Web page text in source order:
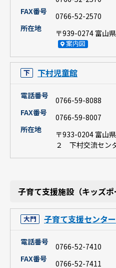
FAX番号
0766-52-2570
所在地
〒939-0274 富山
案内図
下 下村児童館
電話番号
0766-59-8088
FAX番号
0766-59-8007
所在地
〒933-0204 富山
２ 下村交流セン
子育て支援施設（キッズポ
大門 子育て支援センター
電話番号
0766-52-7410
FAX番号
0766-52-7411